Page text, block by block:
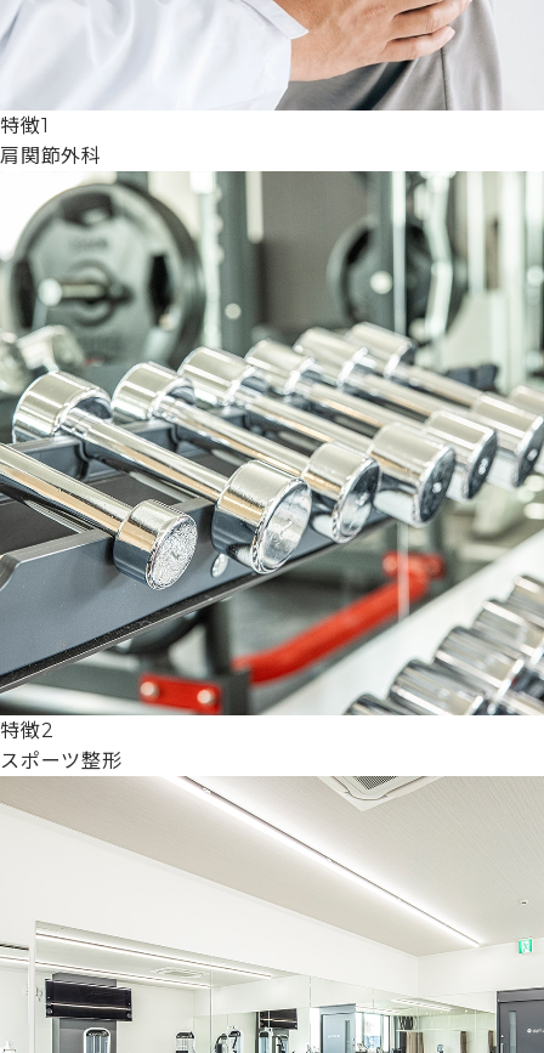
特徴1
肩関節外科
特徴2
スポーツ整形